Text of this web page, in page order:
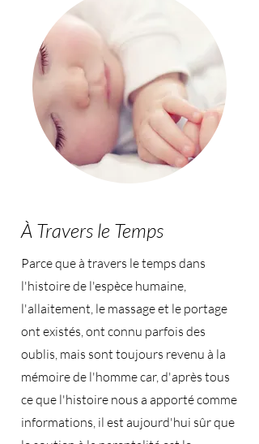
À Travers le Temps
Parce que à travers le temps dans
l'histoire de l'espèce humaine,
l'allaitement, le massage et le portage
ont existés, ont connu parfois des
oublis, mais sont toujours revenu à la
mémoire de l'homme car, d'après tous
ce que l'histoire nous a apporté comme
informations, il est aujourd'hui sûr que